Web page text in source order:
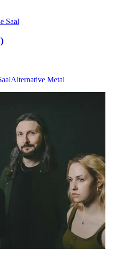
Saal
Alternative Metal